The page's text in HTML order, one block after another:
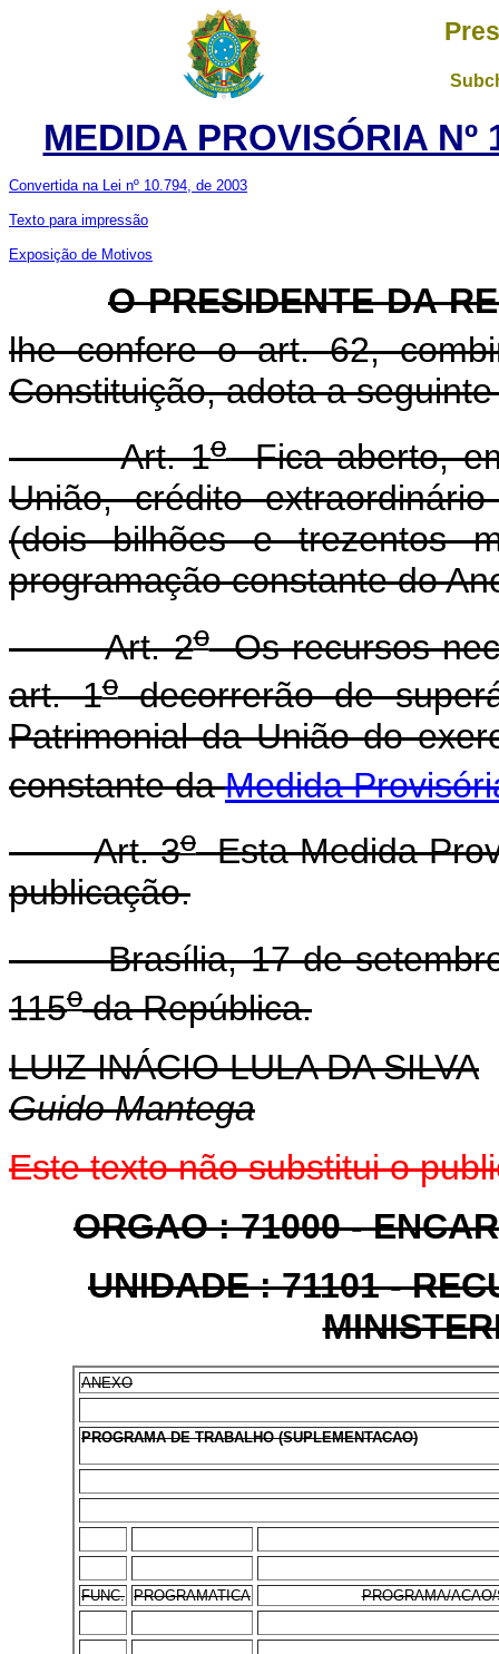
MEDIDA PROVISÓRIA Nº
Convertida na Lei nº 10.794, de 2003
Texto para impressão
Exposição de Motivos
O PRESIDENTE DA
lhe confere o art. 62,
Constituição, adota a
Art. 1oFica aberto,
União, crédito
(dois bilhões e trezentos
programação constante do
Art. 2oOs recursos
art. 1odecorrerão de
Patrimonial da União do
constante daMedida
Art. 3oEsta Medida
publicação.
Brasília, 17 de setembro
115oda República.
LUIZ INÁCIO LULA DA SILVA
Guido Mantega
Este texto não substitui o
ORGAO : 71000 -
UNIDADE : 71101 -
ANEXO
PROGRAMA DE TRABALHO (SUPLEMENTACAO)
FUNC. PROGRAMATICA PROGRAMA/